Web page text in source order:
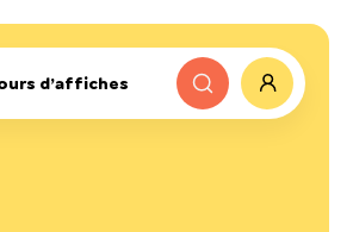
d’affiches